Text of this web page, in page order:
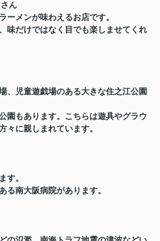
ん
ーメンが味わえるお店です。
味だけではなく目でも楽しませてくれ
、児童遊戯場のある大きな住之江公園
園もあります。こちらは遊具やグラウ
々に親しまれています。
す。
る南大阪病院があります。